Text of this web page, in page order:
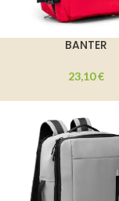
BANTER
23,10€